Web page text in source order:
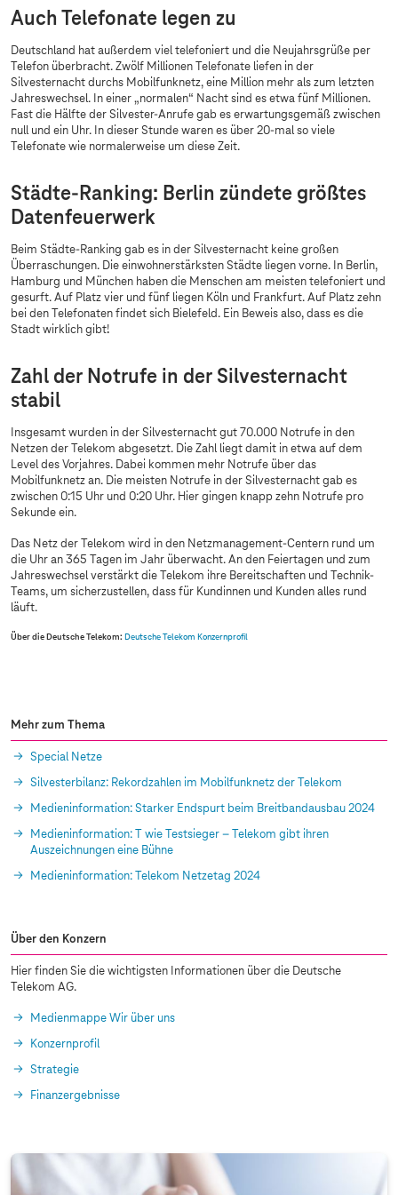
Auch Telefonate legen zu
Deutschland hat außerdem viel telefoniert und die Neujahrsgrüße per
Telefon überbracht. Zwölf Millionen Telefonate liefen in der
Silvesternacht durchs Mobilfunknetz, eine Million mehr als zum letzten
Jahreswechsel. In einer „normalen“ Nacht sind es etwa fünf Millionen.
Fast die Hälfte der Silvester-Anrufe gab es erwartungsgemäß zwischen
null und ein Uhr. In dieser Stunde waren es über 20-mal so viele
Telefonate wie normalerweise um diese Zeit.
Städte-Ranking: Berlin zündete größtes
Datenfeuerwerk
Beim Städte-Ranking gab es in der Silvesternacht keine großen
Überraschungen. Die einwohnerstärksten Städte liegen vorne. In Berlin,
Hamburg und München haben die Menschen am meisten telefoniert und
gesurft. Auf Platz vier und fünf liegen Köln und Frankfurt. Auf Platz zehn
bei den Telefonaten findet sich Bielefeld. Ein Beweis also, dass es die
Stadt wirklich gibt!
Zahl der Notrufe in der Silvesternacht
stabil
Insgesamt wurden in der Silvesternacht gut 70.000 Notrufe in den
Netzen der Telekom abgesetzt. Die Zahl liegt damit in etwa auf dem
Level des Vorjahres. Dabei kommen mehr Notrufe über das
Mobilfunknetz an. Die meisten Notrufe in der Silvesternacht gab es
zwischen 0:15 Uhr und 0:20 Uhr. Hier gingen knapp zehn Notrufe pro
Sekunde ein.
Das Netz der Telekom wird in den Netzmanagement-Centern rund um
die Uhr an 365 Tagen im Jahr überwacht. An den Feiertagen und zum
Jahreswechsel verstärkt die Telekom ihre Bereitschaften und Technik-
Teams, um sicherzustellen, dass für Kundinnen und Kunden alles rund
läuft.
Über die Deutsche Telekom: Deutsche Telekom Konzernprofil
Mehr zum Thema
Special Netze
Silvesterbilanz: Rekordzahlen im Mobilfunknetz der Telekom
Medieninformation: Starker Endspurt beim Breitbandausbau 2024
Medieninformation: T wie Testsieger – Telekom gibt ihren
Auszeichnungen eine Bühne
Medieninformation: Telekom Netzetag 2024
Über den Konzern
Hier finden Sie die wichtigsten Informationen über die Deutsche
Telekom AG.
Medienmappe Wir über uns
Konzernprofil
Strategie
Finanzergebnisse